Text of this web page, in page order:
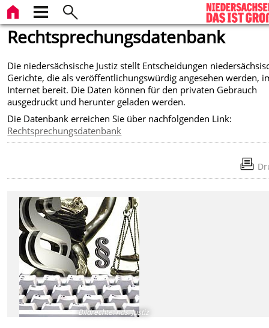
Rechtsprechungsdatenbank
Die niedersächsische Justiz stellt Entscheidungen
Gerichte, die als veröffentlichungswürdig angesehen werden,
Internet bereit. Die Daten können für den privaten Gebrauch
ausgedruckt und herunter geladen werden.
Die Datenbank erreichen Sie über nachfolgenden Link:
Rechtsprechungsdatenbank
Bildrechte:nds. Justiz